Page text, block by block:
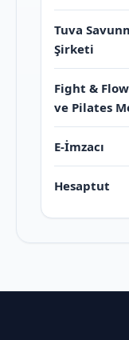
Tuva
Şirketi
Fight &
ve Pilates
E-İmzacı
Hesaptut